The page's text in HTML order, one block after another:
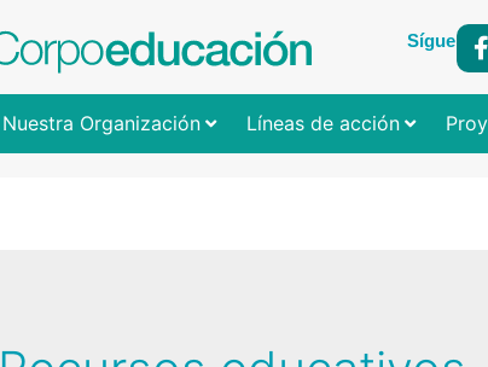
Síguenos:
Nuestra Organización Líneas de acción